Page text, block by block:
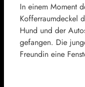
In einem Moment
Kofferraumdeckel
Hund und der
gefangen. Die
Freundin eine